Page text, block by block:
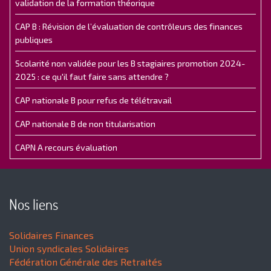
validation de la formation théorique
CAP B : Révision de l’évaluation de contrôleurs des finances
publiques
Scolarité non validée pour les B stagiaires promotion 2024-
2025 : ce qu'il faut faire sans attendre ?
CAP nationale B pour refus de télétravail
CAP nationale B de non titularisation
CAPN A recours évaluation
Nos liens
Solidaires Finances
Union syndicales Solidaires
Fédération Générale des Retraités